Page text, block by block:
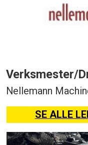
Verksmester/
Nellemann
SE ALLE